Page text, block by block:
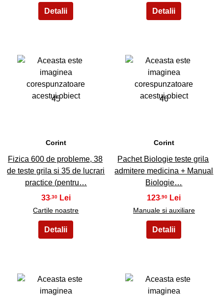
45
Corint
Fizica 600 de probleme, 38
de teste grila si 35 de lucrari
practice (pentru…
33 ,30
Cartile noastre
46
Corint
Pachet Biologie teste grila
admitere medicina + Manual
Biologie…
123 ,90
Manuale si auxiliare